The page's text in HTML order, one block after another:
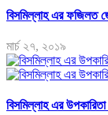
বিসমিল্লাহ এর ফজিলত
মার্চ ২৭, ২০১৯
বিসমিল্লাহ এর